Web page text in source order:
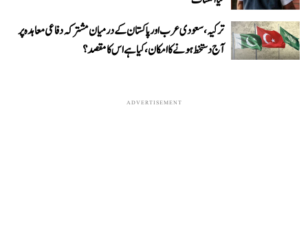
ترکیہ، سعودی عرب اور پاکستان کے درمیان مشترکہ دفاعی معاہدہ پر
آج دستخط ہونے کا امکان، کیا ہے اس کا مقصد؟
ADVERTISEMENT